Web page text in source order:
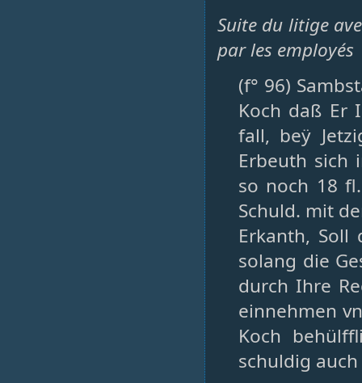
Suite du litige
par les employés
(f° 96)
Koch daß Er
fall, beÿ
Erbeuth sich
so noch 18
Schuld. mit
Erkanth,
solang die
durch Ihre
einnehmen
Koch
schuldig